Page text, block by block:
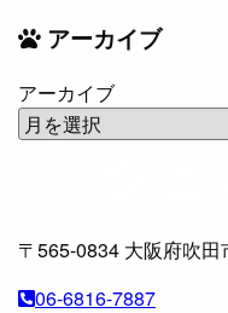
アーカイブ
アーカイブ
〒565-0834 大阪府吹田
06-6816-7887